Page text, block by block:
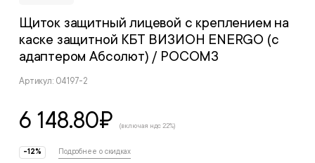
Щиток защитный лицевой с креплением на
каске защитной КБТ ВИЗИОН ENERGO (с
адаптером Абсолют) / РОСОМЗ
Артикул: 04197-2
6 148.80₽ (включая ндс 22%)
-12% Подробнее о скидках